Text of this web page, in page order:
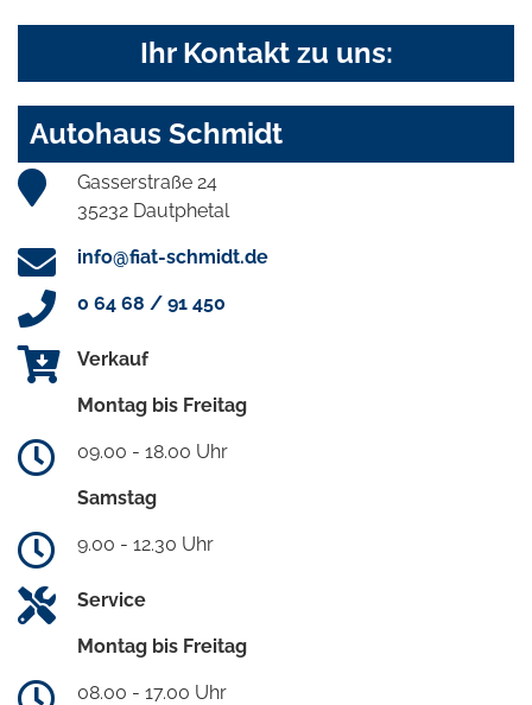
Ihr Kontakt zu uns:
Autohaus Schmidt
Gasserstraße 24
35232 Dautphetal
info@fiat-schmidt.de
0 64 68 / 91 450
Verkauf
Montag bis Freitag
09.00 - 18.00 Uhr
Samstag
9.00 - 12.30 Uhr
Service
Montag bis Freitag
08.00 - 17.00 Uhr